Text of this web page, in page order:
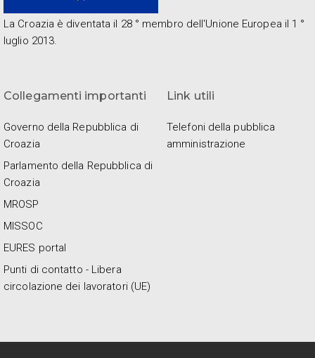
La Croazia è diventata il 28 ° membro dell'Unione Europea il 1 °
luglio 2013.
Collegamenti importanti
Governo della Repubblica di
Croazia
Parlamento della Repubblica di
Croazia
MROSP
MISSOC
EURES portal
Punti di contatto - Libera
circolazione dei lavoratori (UE)
Link utili
Telefoni della pubblica
amministrazione